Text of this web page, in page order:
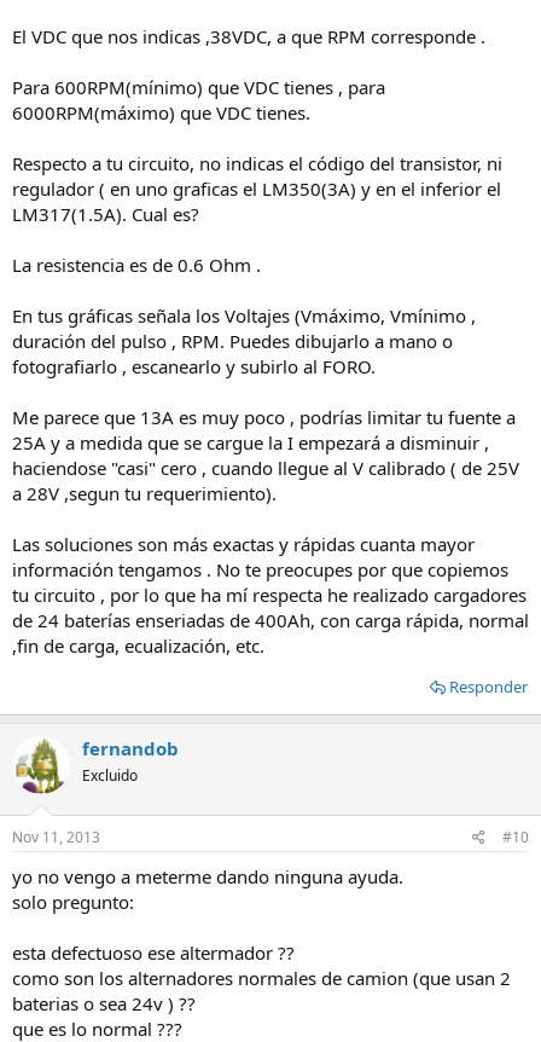
El VDC que nos indicas ,38VDC, a que RPM corresponde .
Para 600RPM(mínimo) que VDC tienes , para
6000RPM(máximo) que VDC tienes.
Respecto a tu circuito, no indicas el código del transistor, ni
regulador ( en uno graficas el LM350(3A) y en el inferior el
LM317(1.5A). Cual es?
La resistencia es de 0.6 Ohm .
En tus gráficas señala los Voltajes (Vmáximo, Vmínimo ,
duración del pulso , RPM. Puedes dibujarlo a mano o
fotografiarlo , escanearlo y subirlo al FORO.
Me parece que 13A es muy poco , podrías limitar tu fuente a
25A y a medida que se cargue la I empezará a disminuir ,
haciendose "casi" cero , cuando llegue al V calibrado ( de 25V
a 28V ,segun tu requerimiento).
Las soluciones son más exactas y rápidas cuanta mayor
información tengamos . No te preocupes por que copiemos
tu circuito , por lo que ha mí respecta he realizado cargadores
de 24 baterías enseriadas de 400Ah, con carga rápida, normal
,fin de carga, ecualización, etc.
Responder
fernandob
Excluido
Nov 11, 2013 #10
yo no vengo a meterme dando ninguna ayuda.
solo pregunto:
esta defectuoso ese altermador ??
como son los alternadores normales de camion (que usan 2
baterias o sea 24v ) ??
que es lo normal ???